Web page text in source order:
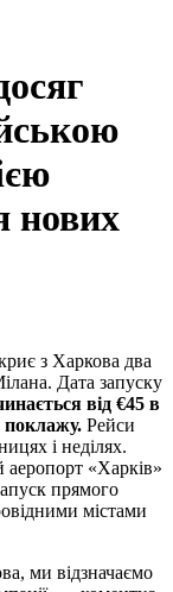
нових
з Харкова два
Дата запуску
від €45 в
поклажу. Рейси
і неділях.
«Харків»
прямого
містами
ми відзначаємо